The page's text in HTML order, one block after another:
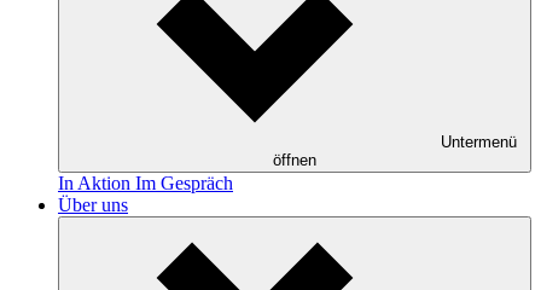
Untermenü
öffnen
In Aktion Im Gespräch
Über uns